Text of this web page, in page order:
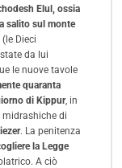
Elul, ossia
salito sul monte
Dieci
da lui
le nuove tavole
quaranta
di Kippur, in
di
. La penitenza
la Legge
A ciò